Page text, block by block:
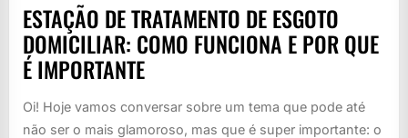
ESTAÇÃO DE TRATAMENTO DE ESGOTO
DOMICILIAR: COMO FUNCIONA E POR QUE
É IMPORTANTE
Oi! Hoje vamos conversar sobre um tema que pode até
não ser o mais glamoroso, mas que é super importante: o